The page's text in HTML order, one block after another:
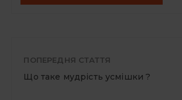
ПОПЕРЕДНЯ СТАТТЯ
Що таке мудрість усмішки ?